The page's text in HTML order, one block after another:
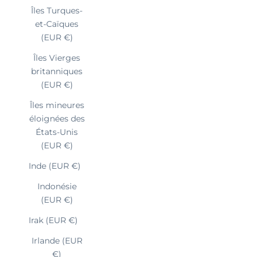
Îles Turques-
et-Caïques
(EUR €)
Îles Vierges
britanniques
(EUR €)
Îles mineures
éloignées des
États-Unis
(EUR €)
Inde (EUR €)
Indonésie
(EUR €)
Irak (EUR €)
Irlande (EUR
€)